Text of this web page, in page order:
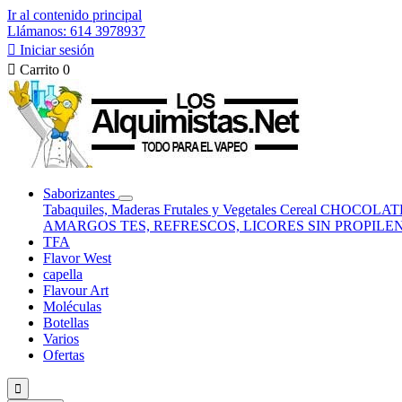
Ir al contenido principal
Llámanos: 614 3978937
 Iniciar sesión
 Carrito 0
Saborizantes
Tabaquiles, Maderas Frutales y Vegetales Cereal
AMARGOS TES, REFRESCOS, LICORES SIN
TFA
Flavor West
capella
Flavour Art
Moléculas
Botellas
Varios
Ofertas
